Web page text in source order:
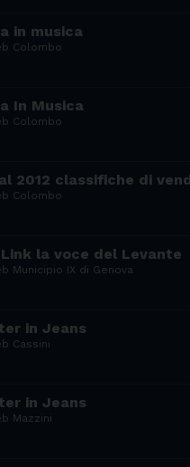
in musica
Colombo
In Musica
Colombo
2012 classifiche di
Colombo
la voce del Levante
Municipio IX di Genova
in Jeans
Cassini
in Jeans
Mazzini